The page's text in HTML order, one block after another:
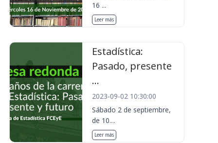
16 ...
Leer más
Estadística:
Pasado, presente
...
2023-09-02 10:30:00
Sábado 2 de septiembre,
de 10....
Leer más